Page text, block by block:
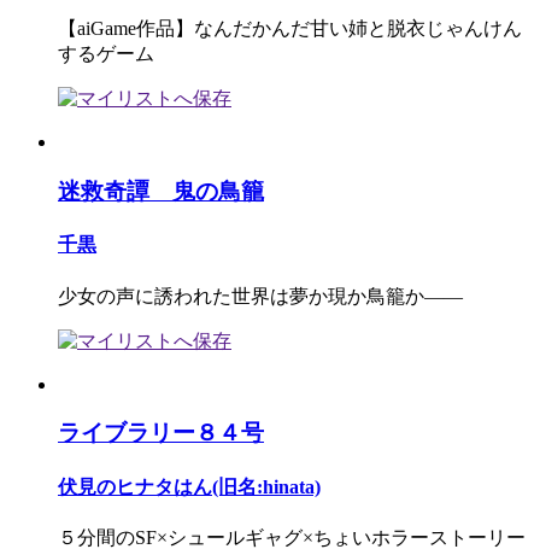
【aiGame作品】なんだかんだ甘い姉と脱衣じゃんけん
するゲーム
迷救奇譚 鬼の鳥籠
千黒
少女の声に誘われた世界は夢か現か鳥籠か――
ライブラリー８４号
伏見のヒナタはん(旧名:hinata)
５分間のSF×シュールギャグ×ちょいホラーストーリー